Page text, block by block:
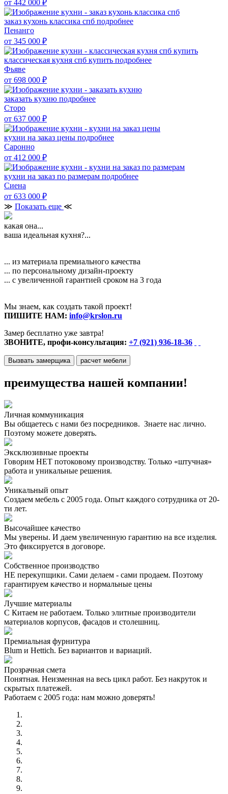
от 442 000 ₽
заказ кухонь классика спб подробнее
Пенанго
от 345 000 ₽
классическая кухня спб купить подробнее
Фьяве
от 698 000 ₽
заказать кухню подробнее
Сторо
от 637 000 ₽
кухни на заказ цены подробнее
Саронно
от 412 000 ₽
кухни на заказ по размерам подробнее
Сиена
от 633 000 ₽
≫ Показать еще ≪
какая она...
ваша идеальная кухня?...
... из материала премиального качества
... по персональному дизайн-проекту
... с увеличенной гарантией сроком на 3 года
Мы знаем, как создать такой проект!
ПИШИТЕ НАМ: info@krslon.ru
Замер бесплатно уже завтра!
ЗВОНИТЕ, профи-консультация: +7 (921) 936-18-36
Вызвать замерщика расчет мебели
преимущества нашей компании!
Личная коммуникация
Вы общаетесь с нами без посредников. Знаете нас лично.
Поэтому можете доверять.
Эксклюзивные проекты
Говорим НЕТ потоковому производству. Только «штучная»
работа и уникальные решения.
Уникальный опыт
Создаем мебель с 2005 года. Опыт каждого сотрудника от 20-
ти лет.
Высочайшее качество
Мы уверены. И даем увеличенную гарантию на все изделия.
Это фиксируется в договоре.
Собственное производство
НЕ перекупщики. Сами делаем - сами продаем. Поэтому
гарантируем качество и нормальные цены
Лучшие материалы
С Китаем не работаем. Только элитные производители
материалов корпусов, фасадов и столешниц.
Премиальная фурнитура
Blum и Hettich. Без вариантов и вариаций.
Прозрачная смета
Понятная. Неизменная на весь цикл работ. Без накруток и
скрытых платежей.
Работаем с 2005 года: нам можно доверять!